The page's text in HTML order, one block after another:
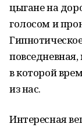
цыгане на
голосом и
в которой
из нас.
Интересная